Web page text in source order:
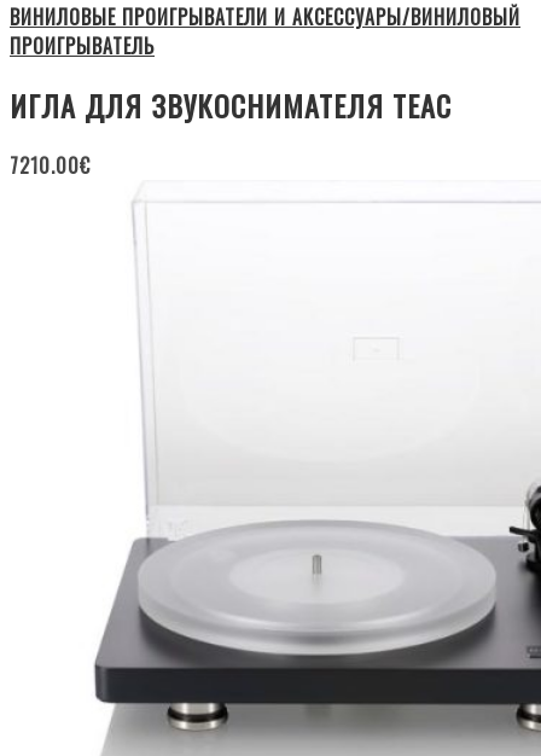
ВИНИЛОВЫЕ ПРОИГРЫВАТЕЛИ И АКСЕССУАРЫ/ВИНИЛОВЫЙ
ПРОИГРЫВАТЕЛЬ
ИГЛА ДЛЯ ЗВУКОСНИМАТЕЛЯ TEAC
7210.00€